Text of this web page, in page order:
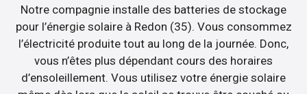
Notre compagnie installe des batteries de stockage
pour l’énergie solaire à Redon (35). Vous consommez
l’électricité produite tout au long de la journée. Donc,
vous n’êtes plus dépendant cours des horaires
d’ensoleillement. Vous utilisez votre énergie solaire